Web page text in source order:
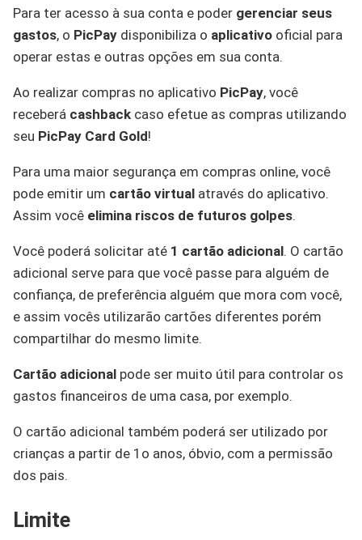
Para ter acesso à sua conta e poder gerenciar seus
gastos, o PicPay disponibiliza o aplicativo oficial para
operar estas e outras opções em sua conta.
Ao realizar compras no aplicativo PicPay, você
receberá cashback caso efetue as compras utilizando
seu PicPay Card Gold!
Para uma maior segurança em compras online, você
pode emitir um cartão virtual através do aplicativo.
Assim você elimina riscos de futuros golpes.
Você poderá solicitar até 1 cartão adicional. O cartão
adicional serve para que você passe para alguém de
confiança, de preferência alguém que mora com você,
e assim vocês utilizarão cartões diferentes porém
compartilhar do mesmo limite.
Cartão adicional pode ser muito útil para controlar os
gastos financeiros de uma casa, por exemplo.
O cartão adicional também poderá ser utilizado por
crianças a partir de 1o anos, óbvio, com a permissão
dos pais.
Limite